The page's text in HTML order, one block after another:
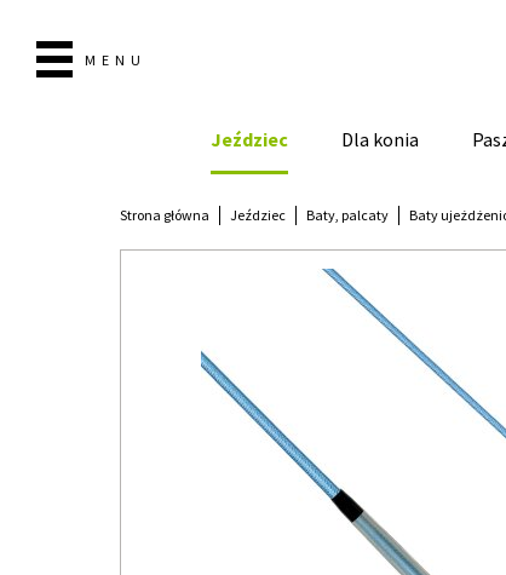
MENU
Jeździec Dla konia
Strona główna Jeździec Baty, palcaty Baty